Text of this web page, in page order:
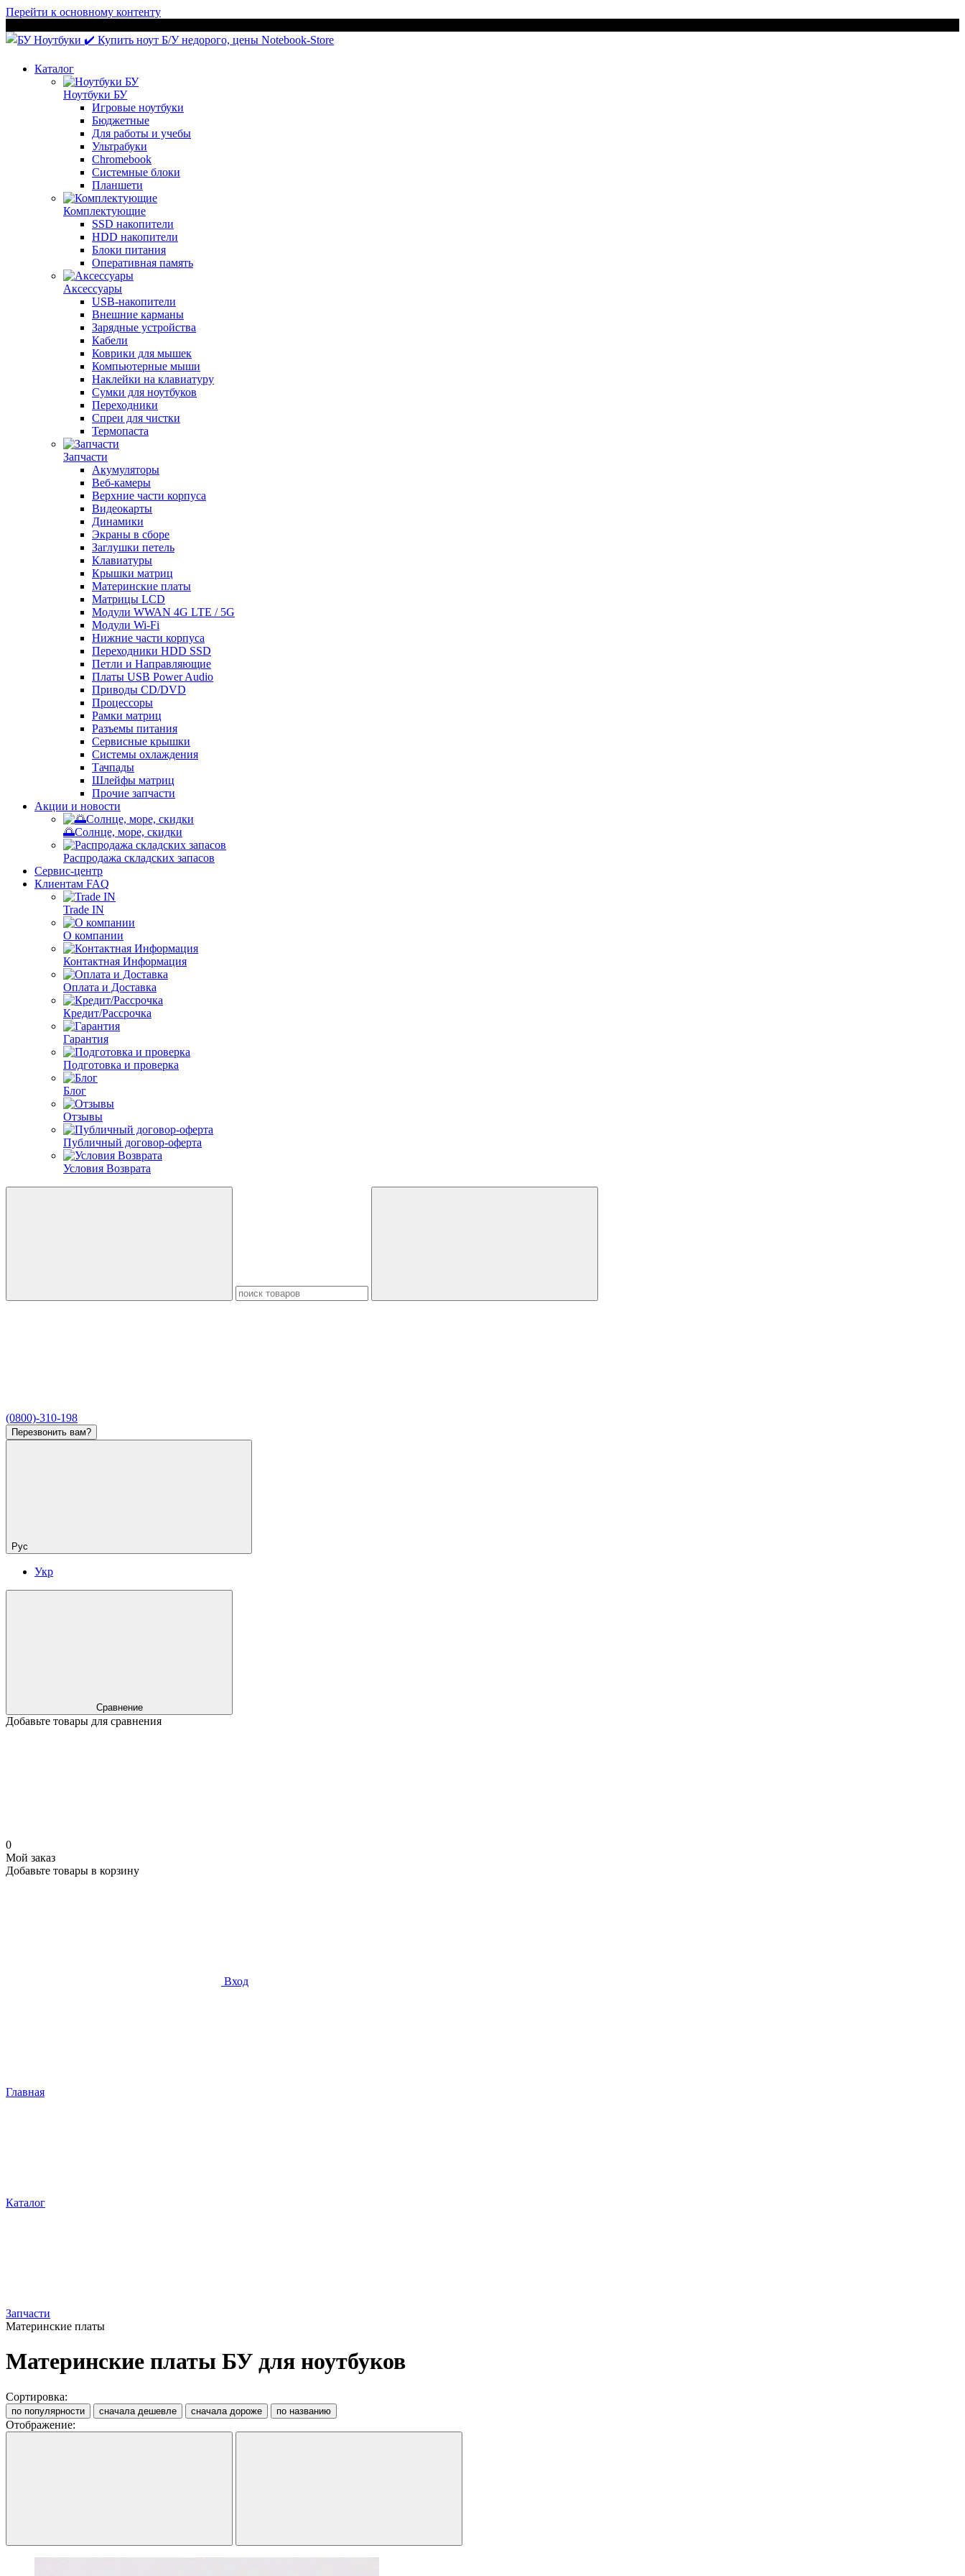
Перейти к основному контенту
Каталог
Ноутбуки БУ
Игровые ноутбуки
Бюджетные
Для работы и учебы
Ультрабуки
Chromebook
Системные блоки
Планшети
Комплектующие
SSD накопители
HDD накопители
Блоки питания
Оперативная память
Аксессуары
USB-накопители
Внешние карманы
Зарядные устройства
Кабели
Коврики для мышек
Компьютерные мыши
Наклейки на клавиатуру
Cумки для ноутбуков
Переходники
Спреи для чистки
Термопаста
Запчасти
Акумуляторы
Веб-камеры
Верхние части корпуса
Видеокарты
Динамики
Экраны в сборе
Заглушки петель
Клавиатуры
Крышки матриц
Материнские платы
Матрицы LCD
Модули WWAN 4G LTE / 5G
Модули Wi-Fi
Нижние части корпуса
Переходники HDD SSD
Петли и Направляющие
Платы USB Power Audio
Приводы CD/DVD
Процессоры
Рамки матриц
Разъемы питания
Сервисные крышки
Системы охлаждения
Тачпады
Шлейфы матриц
Прочие запчасти
Акции и новости
🌅Солнце, море, скидки
Распродажа складских запасов
Сервис-центр
Клиентам FAQ
Trade IN
О компании
Контактная Информация
Оплата и Доставка
Кредит/Рассрочка
Гарантия
Подготовка и проверка
Блог
Отзывы
Публичный договор-оферта
Условия Возврата
(0800)-310-198
Перезвонить вам?
Рус
Укр
Сравнение
Добавьте товары для сравнения
0
Мой заказ
Добавьте товары в корзину
Вход
Главная
Каталог
Запчасти
Материнские платы
Материнские платы БУ для ноутбуков
Сортировка:
по популярности сначала дешевле сначала дороже по названию
Отображение: